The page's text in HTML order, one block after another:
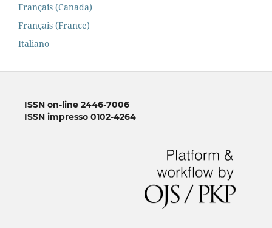
Français (Canada)
Français (France)
Italiano
ISSN on-line 2446-7006
ISSN impresso 0102-4264